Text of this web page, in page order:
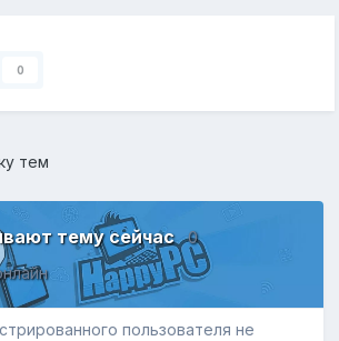
0
тем
тему сейчас0
пользователя не